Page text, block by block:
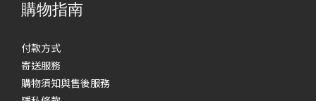
購物指南
付款方式
寄送服務
購物須知與售後服務